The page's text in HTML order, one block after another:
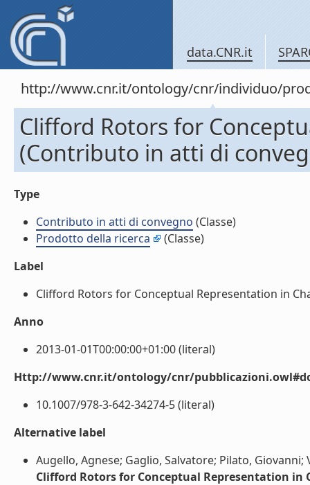
data.CNR.it
http://www.cnr.it/ontology/cnr/individuo/
Clifford Rotors for
(Contributo in atti di
Type
Contributo in atti di convegno (Classe)
Prodotto della ricerca
(Classe)
Label
Clifford Rotors for Conceptual Representation in
Anno
2013-01-01T00:00:00+01:00 (literal)
Http://www.cnr.it/ontology/cnr/
10.1007/978-3-642-34274-5 (literal)
Alternative label
Augello, Agnese; Gaglio, Salvatore; Pilato, Giovanni;
Clifford Rotors for Conceptual Representation in